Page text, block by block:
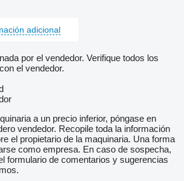
adicional
por el vendedor. Verifique todos los
el vendedor.
a un precio inferior, póngase en
vendedor. Recopile toda la información
el propietario de la maquinaria. Una forma
como empresa. En caso de sospecha,
formulario de comentarios y sugerencias